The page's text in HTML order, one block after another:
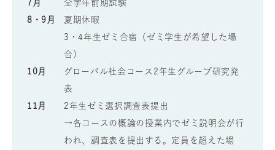
7月
全学年前期試験
8・9月
夏期休暇
3・4年生ゼミ合宿（ゼミ学生が希望した場
合）
10月
グローバル社会コース2年生グループ研究発
表
11月
2年生ゼミ選択調査表提出
→各コースの概論の授業内でゼミ説明会が行
われ、調査表を提出する。定員を超えた場